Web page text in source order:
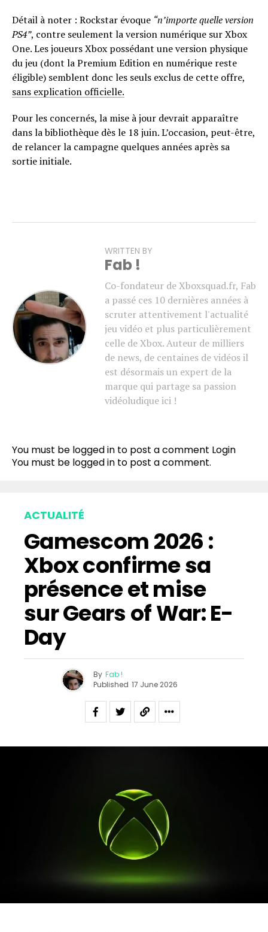
Détail à noter : Rockstar évoque “n’importe quelle version
PS4”, contre seulement la version numérique sur Xbox
One. Les joueurs Xbox possédant une version physique
du jeu (dont la Premium Edition en numérique reste
éligible) semblent donc les seuls exclus de cette offre,
sans explication officielle.
Pour les concernés, la mise à jour devrait apparaître
dans la bibliothèque dès le 18 juin. L’occasion, peut-être,
de relancer la campagne quelques années après sa
sortie initiale.
WRITTEN BY
Fab !
Co-fondateur de Xboxsquad.fr, Fab
a passé ces 10 dernières années à
scruter attentivement l'actualité
jeu vidéo et plus particulièrement
celle de Xbox. Auteur de milliers
de news, de centaines de vidéos il
est désormais un expert de la
marque qui partage sa passion
vidéoludique ici !
You must be logged in to post a comment Login
You must be logged in to post a comment.
ACTUALITÉ
Gamescom 2026 :
Xbox confirme sa
présence et mise
sur Gears of War: E-
Day
By Fab !
Published 17 June 2026